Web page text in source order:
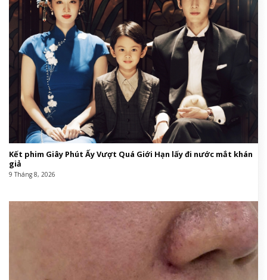
Kết phim Giây Phút Ấy Vượt Quá Giới Hạn lấy đi nước mắt khán
giả
9 Tháng 8, 2026